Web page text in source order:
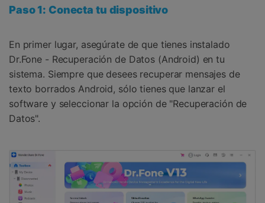
Paso 1: Conecta tu dispositivo
En primer lugar, asegúrate de que tienes instalado
Dr.Fone - Recuperación de Datos (Android) en tu
sistema. Siempre que desees recuperar mensajes de
texto borrados Android, sólo tienes que lanzar el
software y seleccionar la opción de "Recuperación de
Datos".